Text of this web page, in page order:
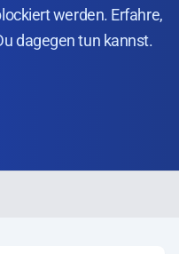
werden. Erfahre,
dagegen tun kannst.